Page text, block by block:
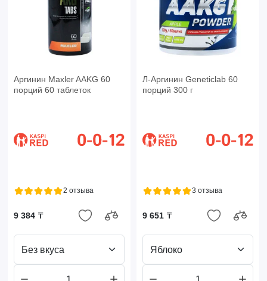
Аргинин Maxler AAKG 60
порций 60 таблеток
2 отзыва
9 384 ₸
Без вкуса
Л-Аргинин Geneticlab 60
порций 300 г
3 отзыва
9 651 ₸
Яблоко